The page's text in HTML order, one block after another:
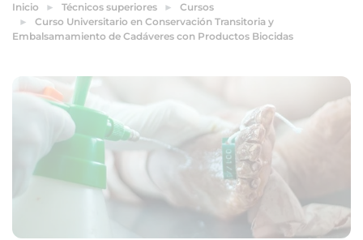
Inicio Técnicos superiores
Cursos
Curso Universitario en Conservación Transitoria y
Embalsamamiento de Cadáveres con Productos Biocidas